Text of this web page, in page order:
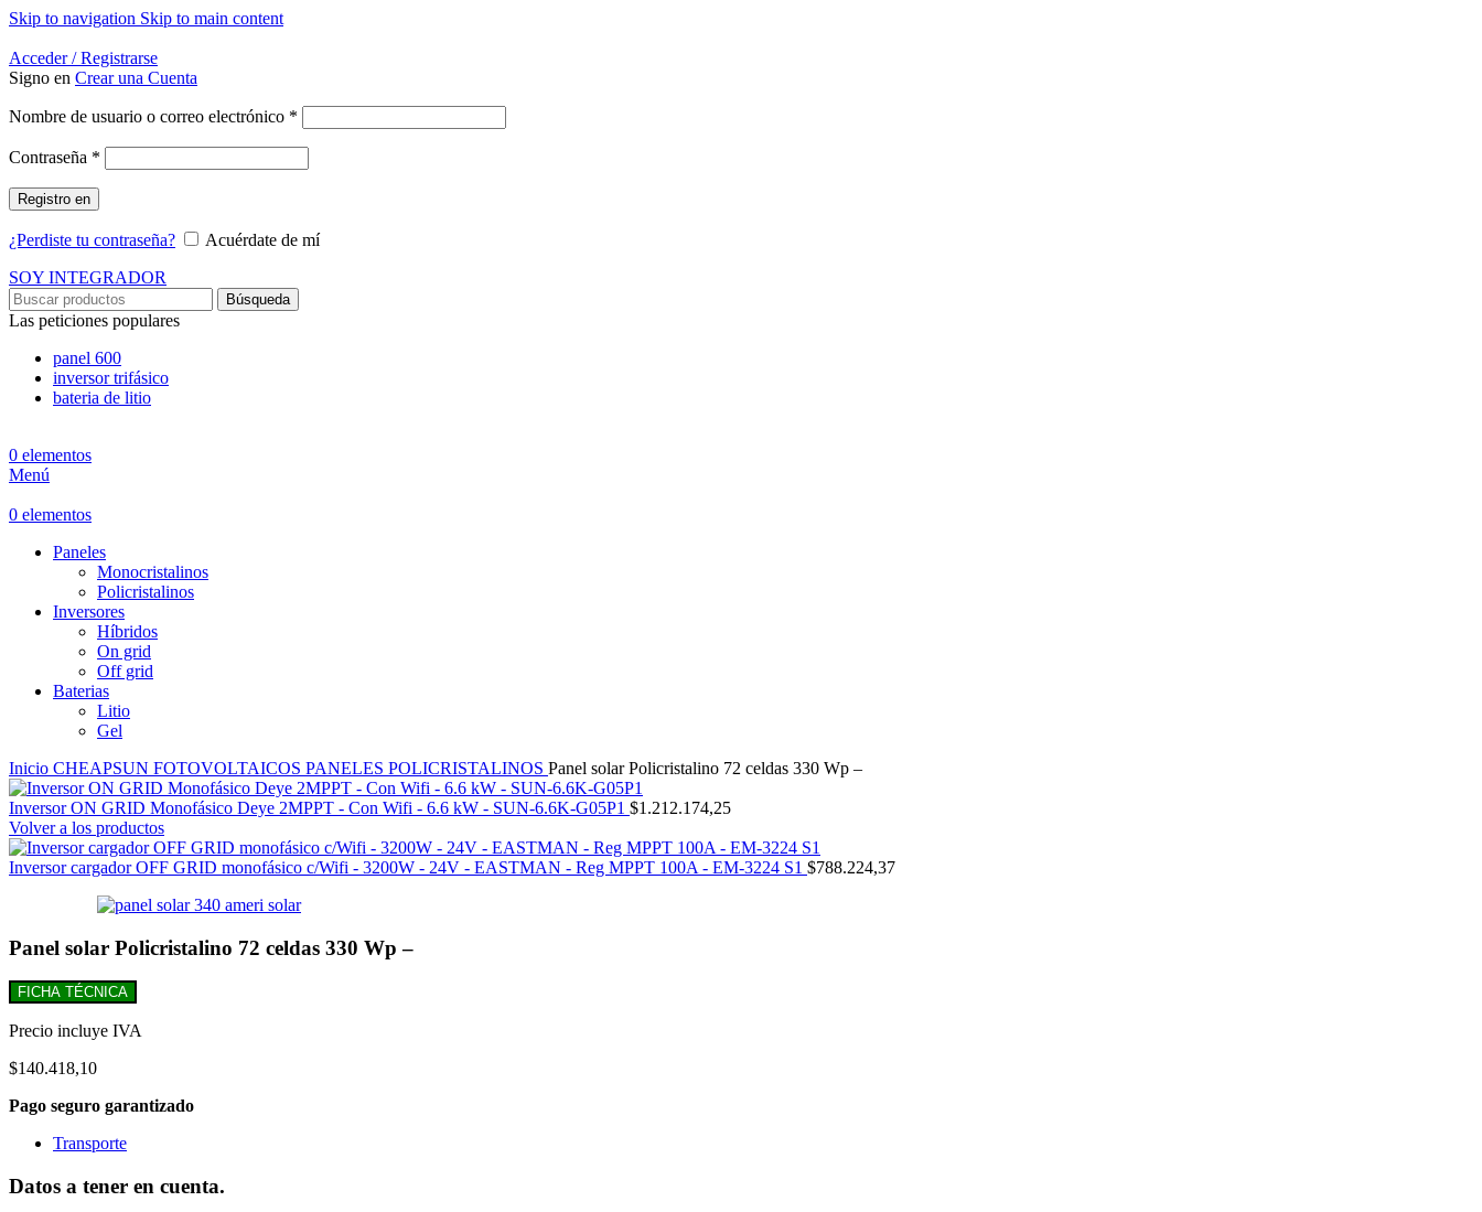
Skip to navigation Skip to main content
Acceder / Registrarse
Signo en Crear una Cuenta
Nombre de usuario o correo electrónico *
Contraseña *
Registro en
¿Perdiste tu contraseña?
Acuérdate de mí
SOY INTEGRADOR
Búsqueda
Las peticiones populares
panel 600
inversor trifásico
bateria de litio
0 elementos
Menú
0 elementos
Paneles
Monocristalinos
Policristalinos
Inversores
Híbridos
On grid
Off grid
Baterias
Litio
Gel
Inicio CHEAPSUN FOTOVOLTAICOS PANELES POLICRISTALINOS Panel solar Policristalino 72 celdas 330 Wp –
Inversor ON GRID Monofásico Deye 2MPPT - Con Wifi - 6.6 kW - SUN-6.6K-G05P1 $1.212.174,25
Volver a los productos
Inversor cargador OFF GRID monofásico c/Wifi - 3200W - 24V - EASTMAN - Reg MPPT 100A - EM-3224 S1 $788.224,37
Panel solar Policristalino 72 celdas 330 Wp –
FICHA TÉCNICA
Precio incluye IVA
$140.418,10
Pago seguro garantizado
Transporte
Datos a tener en cuenta.